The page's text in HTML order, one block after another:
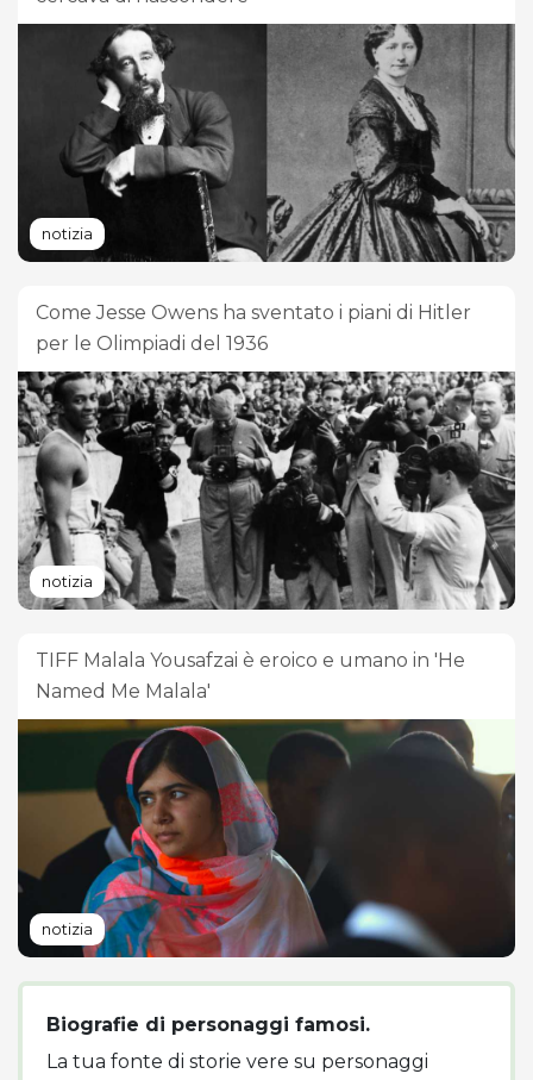
notizia
Come Jesse Owens ha sventato i piani di Hitler
per le Olimpiadi del 1936
notizia
TIFF Malala Yousafzai è eroico e umano in 'He
Named Me Malala'
notizia
Biografie di personaggi famosi.
La tua fonte di storie vere su personaggi